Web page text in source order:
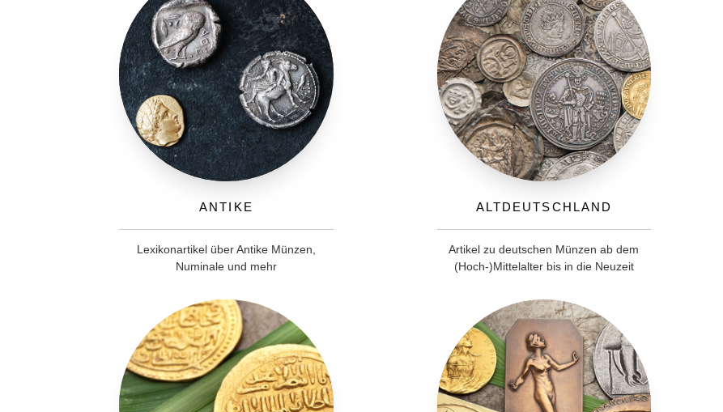
Antike
Lexikonartikel über Antike Münzen,
Numinale und mehr
Altdeutschland
Artikel zu deutschen Münzen ab dem
(Hoch-)Mittelalter bis in die Neuzeit